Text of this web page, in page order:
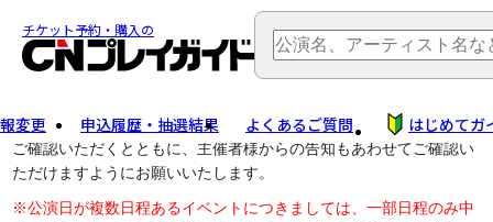
チケット予約・購入の
変更 申込履歴・抽選結果 よくあるご質問 はじめてガ
公演中止に伴う払戻し・延期等のご案内は、以下公演日リンクから
ご確認いただくとともに、主催者様からの告知もあわせてご確認い
ただけますようにお願いいたします。
※公演日が複数日程あるイベントにつきましては、一部日程のみ中